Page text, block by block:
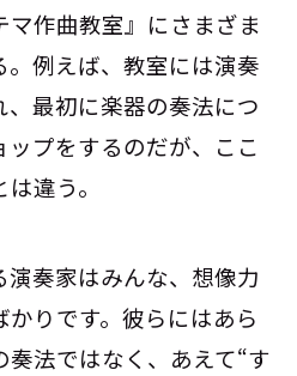
作曲教室』にさまざま
。例えば、教室には演奏
最初に楽器の奏法につ
プをするのだが、ここ
違う。
演奏家はみんな、想像力
りです。彼らにはあら
法ではなく、あえて“す